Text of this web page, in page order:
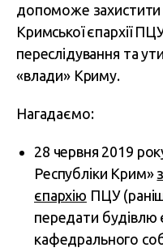
допоможе захистити
Кримської єпархії
переслідування та
«влади» Криму.
Нагадаємо:
28 червня 2019
Республіки Крим»
єпархію ПЦУ
передати будівлю
кафедрального